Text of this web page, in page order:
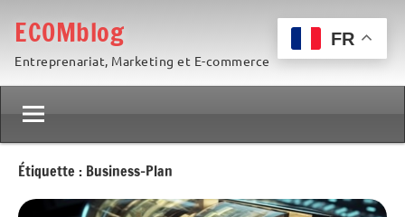
contenu
ECOMblog
Entreprenariat, Marketing et E-commerce
Étiquette : Business-Plan
FR